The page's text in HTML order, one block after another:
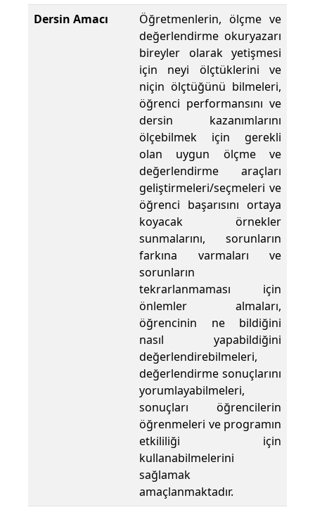
Dersin Amacı
Öğretmenlerin, ölçme ve
değerlendirme okuryazarı
bireyler olarak yetişmesi
için neyi ölçtüklerini ve
niçin ölçtüğünü bilmeleri,
öğrenci performansını ve
dersin kazanımlarını
ölçebilmek için gerekli
olan uygun ölçme ve
değerlendirme araçları
geliştirmeleri/seçmeleri ve
öğrenci başarısını ortaya
koyacak örnekler
sunmalarını, sorunların
farkına varmaları ve
sorunların
tekrarlanmaması için
önlemler almaları,
öğrencinin ne bildiğini
nasıl yapabildiğini
değerlendirebilmeleri,
değerlendirme sonuçlarını
yorumlayabilmeleri,
sonuçları öğrencilerin
öğrenmeleri ve programın
etkililiği için
kullanabilmelerini
sağlamak
amaçlanmaktadır.